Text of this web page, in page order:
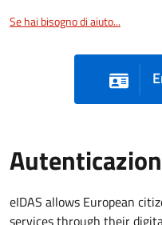
Se hai bisogno di aiuto...
eIDAS allows European
services through their